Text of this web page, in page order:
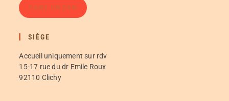
FAIRE UN DON
SIÈGE
Accueil uniquement sur rdv
15-17 rue du dr Emile Roux
92110 Clichy